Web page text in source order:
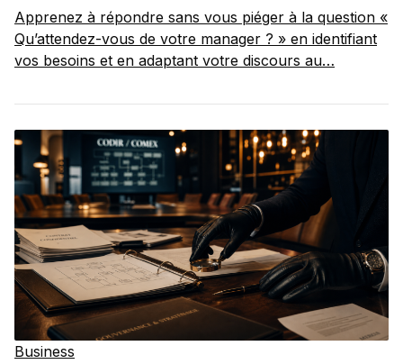
Apprenez à répondre sans vous piéger à la question «
Qu’attendez-vous de votre manager ? » en identifiant
vos besoins et en adaptant votre discours au…
Business